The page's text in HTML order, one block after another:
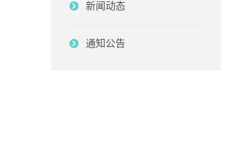
新闻动态
通知公告